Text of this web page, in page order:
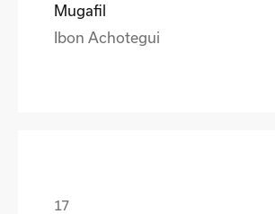
Mugafil
Ibon Achotegui